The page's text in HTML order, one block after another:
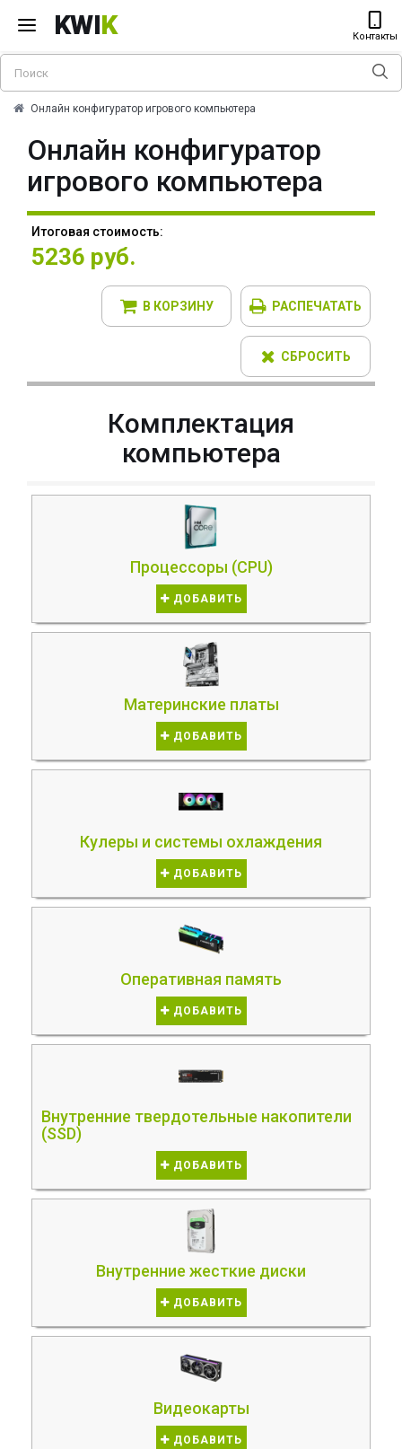
KWIK Контакты
Онлайн конфигуратор игрового компьютера
Онлайн конфигуратор
игрового компьютера
Итоговая стоимость:
5236 руб.
В КОРЗИНУ РАСПЕЧАТАТЬ
СБРОСИТЬ
Комплектация
компьютера
Процессоры (CPU)
ДОБАВИТЬ
Материнские платы
ДОБАВИТЬ
Кулеры и системы охлаждения
ДОБАВИТЬ
Оперативная память
ДОБАВИТЬ
Внутренние твердотельные накопители
(SSD)
ДОБАВИТЬ
Внутренние жесткие диски
ДОБАВИТЬ
Видеокарты
ДОБАВИТЬ